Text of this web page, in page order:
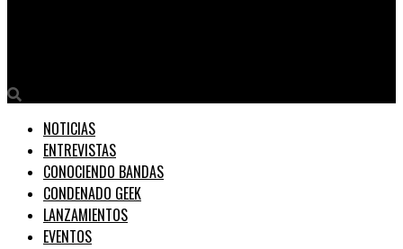
NOTICIAS
ENTREVISTAS
CONOCIENDO BANDAS
CONDENADO GEEK
LANZAMIENTOS
EVENTOS